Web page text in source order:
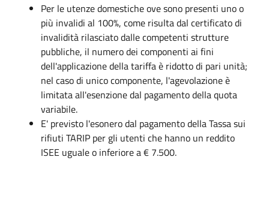
Per le utenze domestiche ove sono presenti uno o
più invalidi al 100%, come risulta dal certificato di
invalidità rilasciato dalle competenti strutture
pubbliche, il numero dei componenti ai fini
dell'applicazione della tariffa è ridotto di pari unità;
nel caso di unico componente, l'agevolazione è
limitata all'esenzione dal pagamento della quota
variabile.
E' previsto l'esonero dal pagamento della Tassa sui
rifiuti TARIP per gli utenti che hanno un reddito
ISEE uguale o inferiore a € 7.500.